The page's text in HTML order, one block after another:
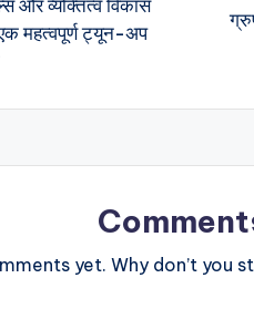
और व्यक्तित्व विकास
महत्वपूर्ण ट्यून-अप
yet. Why don’t you